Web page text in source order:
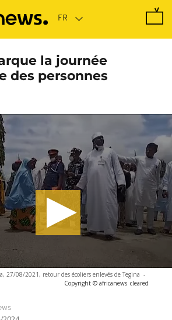
la journée
des personnes
27/08/2021, retour des écoliers enlevés de Tegina -
Copyright © africanews cleared